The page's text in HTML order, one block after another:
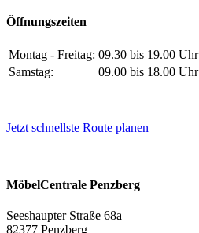
Öffnungszeiten
Montag - Freitag: 09.30 bis 19.00 Uhr
Samstag:
09.00 bis 18.00 Uhr
Jetzt schnellste Route planen
MöbelCentrale Penzberg
Seeshaupter Straße 68a
82377 Penzberg